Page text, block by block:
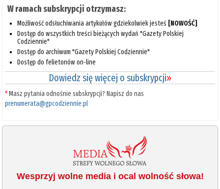
W ramach subskrypcji otrzymasz:
Możliwość odsłuchiwania artykułów gdziekolwiek jesteś [NOWOŚĆ]
Dostęp do wszystkich treści bieżących wydań "Gazety Polskiej
Codziennie"
Dostęp do archiwum "Gazety Polskiej Codziennie"
Dostęp do felietonów on-line
Dowiedz się więcej o subskrypcji»
*Masz pytania odnośnie subskrypcji? Napisz do nas
prenumerata@gpcodziennie.pl
Wesprzyj wolne media i ocal wolność słowa!